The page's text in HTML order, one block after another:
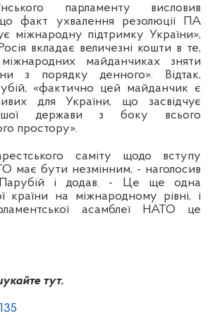
парламенту висловив
факт ухвалення резолюції ПА
міжнародну підтримку України»,
вкладає величезні кошти в те,
майданчиках зняти
з порядку денного». Відтак,
«фактично цей майданчик є
для України, що засвідчує
держави з боку всього
простору».
саміту щодо вступу
має бути незмінним, - наголосив
і додав. - Це ще одна
країни на міжнародному рівні, і
асамблеї НАТО це
тут.